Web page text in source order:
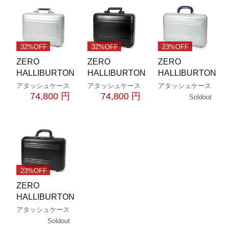
32%OFF
ZERO
HALLIBURTON
アタッシュケース
74,800 円
32%OFF
ZERO
HALLIBURTON
アタッシュケース
74,800 円
23%OFF
ZERO
HALLIBURTON
アタッシュケース
Soldout
23%OFF
ZERO
HALLIBURTON
アタッシュケース
Soldout